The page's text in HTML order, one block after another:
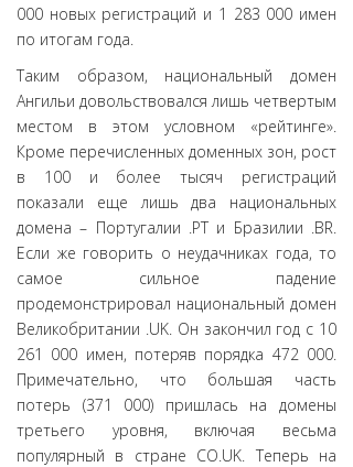
000 новых регистраций и 1 283 000 имен
по итогам года.
Таким образом, национальный домен
Ангильи довольствовался лишь четвертым
местом в этом условном «рейтинге».
Кроме перечисленных доменных зон, рост
в 100 и более тысяч регистраций
показали еще лишь два национальных
домена – Португалии .PT и Бразилии .BR.
Если же говорить о неудачниках года, то
самое сильное падение
продемонстрировал национальный домен
Великобритании .UK. Он закончил год с 10
261 000 имен, потеряв порядка 472 000.
Примечательно, что большая часть
потерь (371 000) пришлась на домены
третьего уровня, включая весьма
популярный в стране CO.UK. Теперь на